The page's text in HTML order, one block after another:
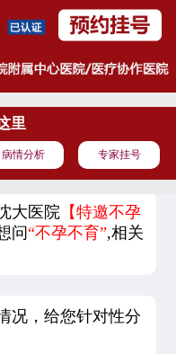
里
病情分析 专家挂号
大医院 【特邀不孕
问“不孕不育”,相关
况，给您针对性分